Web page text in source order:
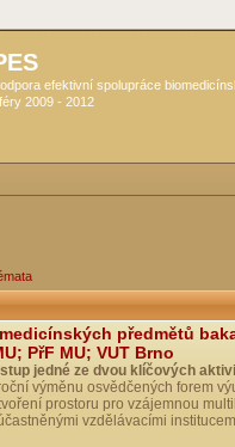
efektivní spolupráce
2009 - 2012
předmětů
PřF MU; VUT Brno
jedné ze dvou klíčových
výměnu osvědčených forem
prostoru pro vzájemnou
vzdělávacími